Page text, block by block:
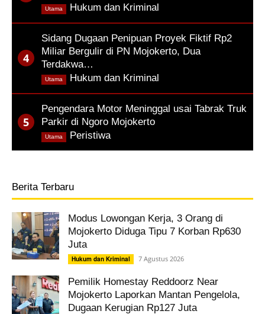
Hukum dan Kriminal
Utama
Sidang Dugaan Penipuan Proyek Fiktif Rp2
Miliar Bergulir di PN Mojokerto, Dua
Terdakwa…
Hukum dan Kriminal
Utama
Pengendara Motor Meninggal usai Tabrak Truk
Parkir di Ngoro Mojokerto
Peristiwa
Utama
Berita Terbaru
Modus Lowongan Kerja, 3 Orang di
Mojokerto Diduga Tipu 7 Korban Rp630
Juta
Hukum dan Kriminal 7 Agustus 2026
Pemilik Homestay Reddoorz Near
Mojokerto Laporkan Mantan Pengelola,
Dugaan Kerugian Rp127 Juta